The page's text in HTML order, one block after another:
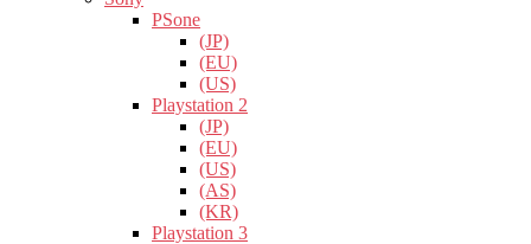
PSone
(JP)
(EU)
(US)
Playstation 2
(JP)
(EU)
(US)
(AS)
(KR)
Playstation 3